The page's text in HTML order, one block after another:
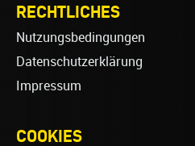
RECHTLICHES
Nutzungsbedingungen
Datenschutzerklärung
Impressum
COOKIES